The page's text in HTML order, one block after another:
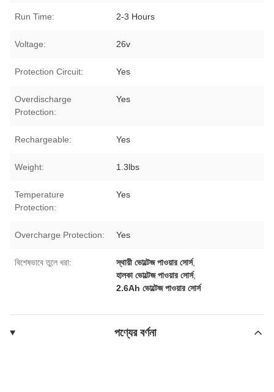
Run Time: 2-3 Hours
Voltage: 26v
Protection Circuit: Yes
Overdischarge
Protection:
Yes
Rechargeable: Yes
Weight: 1.3lbs
Temperature
Protection:
Yes
Overcharge Protection: Yes
বিশেষভাবে তুলে ধরা: স্থায়ী ভোল্টেজ পাওয়ার সোর্স,
হালকা ভোল্টেজ পাওয়ার সোর্স,
2.6Ah ভোল্টেজ পাওয়ার সোর্স
পণ্যের বর্ণনা